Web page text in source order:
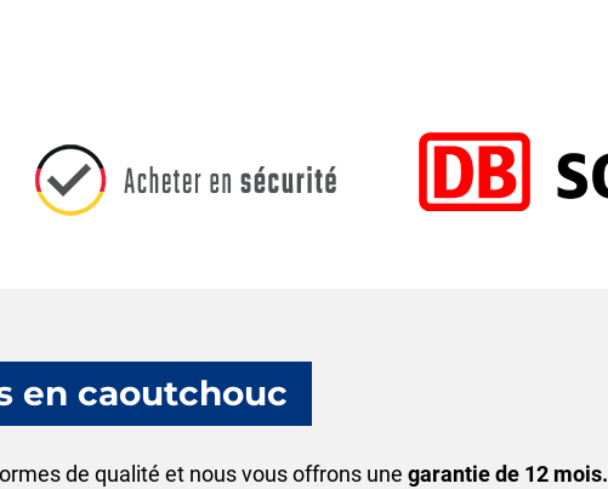
en caoutchouc
de qualité et nous vous offrons une garantie de 12 mois.